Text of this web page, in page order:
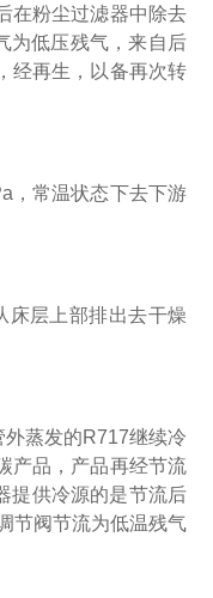
在粉尘过滤器中除去
为低压残气，来自后
经再生，以备再次转
，常温状态下去下游
床层上部排出去干燥
蒸发的R717继续冷
产品，产品再经节流
提供冷源的是节流后
节阀节流为低温残气